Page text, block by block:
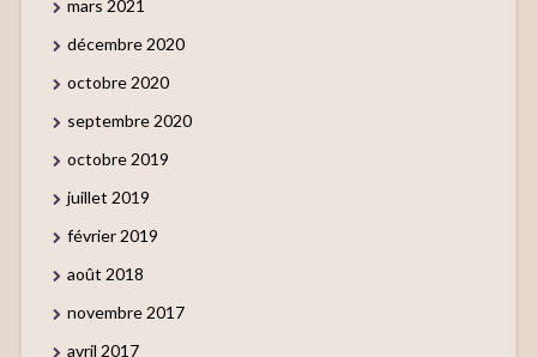
mars 2021
décembre 2020
octobre 2020
septembre 2020
octobre 2019
juillet 2019
février 2019
août 2018
novembre 2017
avril 2017